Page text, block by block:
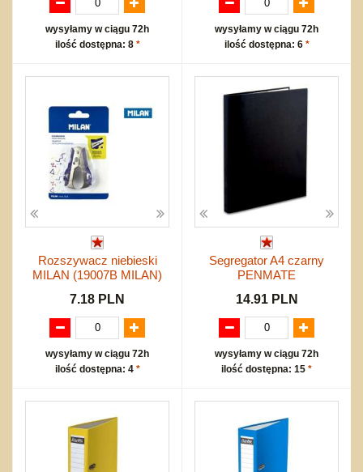
wysyłamy w ciągu 72h
ilość dostępna: 8 *
wysyłamy w ciągu 72h
ilość dostępna: 6 *
Rozszywacz niebieski
MILAN (19007B MILAN)
7.18 PLN
wysyłamy w ciągu 72h
ilość dostępna: 4 *
Segregator A4 czarny
PENMATE
14.91 PLN
wysyłamy w ciągu 72h
ilość dostępna: 15 *